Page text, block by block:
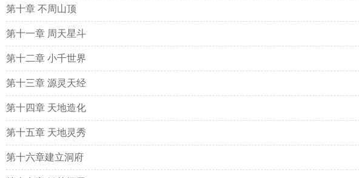
第十章 不周山顶
第十一章 周天星斗
第十二章 小千世界
第十三章 源灵天经
第十四章 天地造化
第十五章 天地灵秀
第十六章建立洞府